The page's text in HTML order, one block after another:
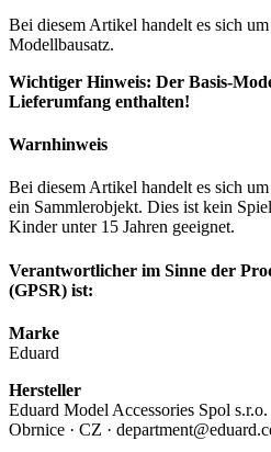
Bei diesem Artikel handelt es sich
Modellbausatz.
Wichtiger Hinweis: Der Basis-
Lieferumfang enthalten!
Warnhinweis
Bei diesem Artikel handelt es sich
ein Sammlerobjekt. Dies ist kein
Kinder unter 15 Jahren geeignet.
Verantwortlicher im Sinne der
(GPSR) ist:
Marke
Eduard
Hersteller
Eduard Model Accessories Spol
Obrnice · CZ ·